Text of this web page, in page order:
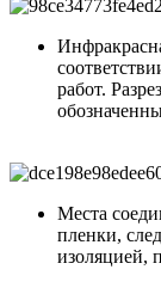
работ.
Места
пленки,
изоляцией,